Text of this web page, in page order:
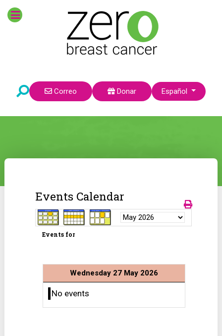
Correo Donar Seleccione su idioma
Español
Events Calendar
Events for
Wednesday 27 May 2026
No events